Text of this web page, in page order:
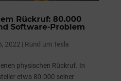
Rückruf: 80.000
Software-Problem
2022 | Rund um Tesla
physischen Rückruf. In
etwa 80.000 seiner